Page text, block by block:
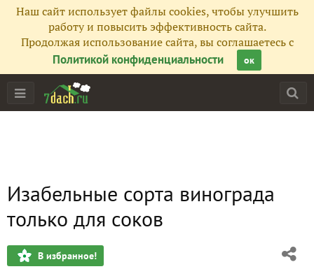
Наш сайт использует файлы cookies, чтобы улучшить
работу и повысить эффективность сайта.
Продолжая использование сайта, вы соглашаетесь с
Политикой конфиденциальности
ок
Изабельные сорта винограда
только для соков
В избранное!